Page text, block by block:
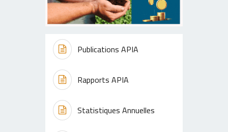
Publications APIA
Rapports APIA
Statistiques Annuelles